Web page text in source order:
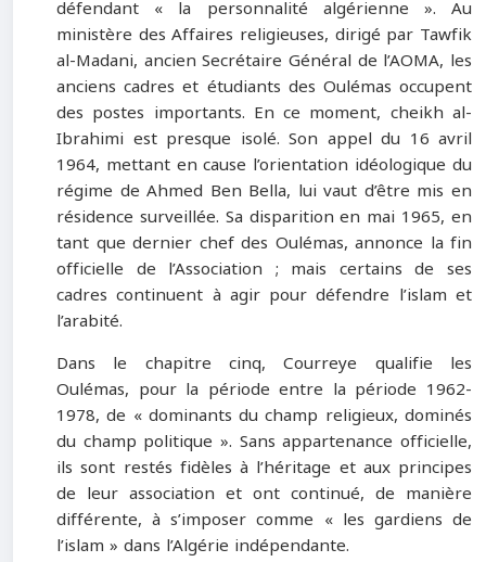
défendant « la personnalité algérienne ». Au
ministère des Affaires religieuses, dirigé par Tawfik
al-Madani, ancien Secrétaire Général de l’AOMA, les
anciens cadres et étudiants des Oulémas occupent
des postes importants. En ce moment, cheikh al-
Ibrahimi est presque isolé. Son appel du 16 avril
1964, mettant en cause l’orientation idéologique du
régime de Ahmed Ben Bella, lui vaut d’être mis en
résidence surveillée. Sa disparition en mai 1965, en
tant que dernier chef des Oulémas, annonce la fin
officielle de l’Association ; mais certains de ses
cadres continuent à agir pour défendre l’islam et
l’arabité.
Dans le chapitre cinq, Courreye qualifie les
Oulémas, pour la période entre la période 1962-
1978, de « dominants du champ religieux, dominés
du champ politique ». Sans appartenance officielle,
ils sont restés fidèles à l’héritage et aux principes
de leur association et ont continué, de manière
différente, à s’imposer comme « les gardiens de
l’islam » dans l’Algérie indépendante.